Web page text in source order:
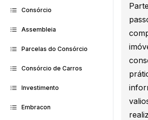
Consórcio
Assembleia
Parcelas do Consórcio
Consórcio de Carros
Investimento
Embracon